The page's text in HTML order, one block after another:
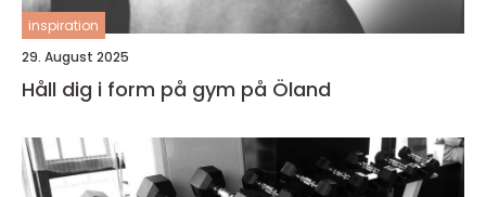
inspiration
29. August 2025
Håll dig i form på gym på Öland